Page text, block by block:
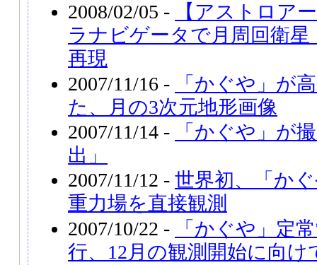
2008/02/05 -
【アストロア
ラナビゲータで月周回衛
再現
2007/11/16 -
「かぐや」が
た、月の3次元地形画像
2007/11/14 -
「かぐや」が
出」
2007/11/12 - 世界初、「か
重力場を直接観測
2007/10/22 -
「かぐや」定
行、12月の観測開始に向